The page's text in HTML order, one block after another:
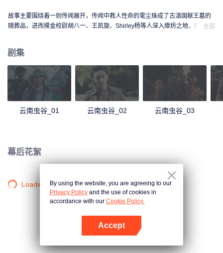
故事主要围绕着一则传闻展开，传闻中救人性命的雮尘珠成了古滇国献王墓的
随葬品，进而摸金校尉胡八一、王凯旋、Shirley杨等人深入瘴疠之地，拉开古
全部
剧集
云南虫谷_01 云南虫谷_02 云南虫谷_03
幕后花絮
Loading…By using the website, you are agreeing to our
Privacy Policy and the use of cookies in
accordance with our Cookie Policy.
Accept